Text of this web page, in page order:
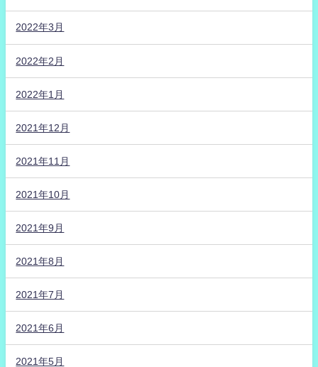
2022年3月
2022年2月
2022年1月
2021年12月
2021年11月
2021年10月
2021年9月
2021年8月
2021年7月
2021年6月
2021年5月